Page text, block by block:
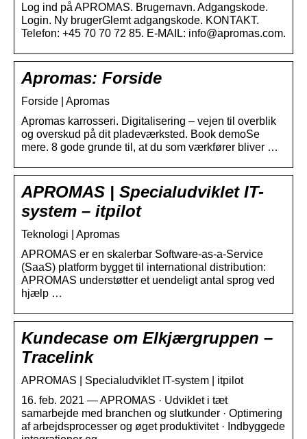
Log ind på APROMAS. Brugernavn. Adgangskode.
Login. Ny brugerGlemt adgangskode. KONTAKT.
Telefon: +45 70 70 72 85. E-MAIL: info@apromas.com.
Apromas: Forside
Forside | Apromas
Apromas karrosseri. Digitalisering – vejen til overblik
og overskud på dit pladeværksted. Book demoSe
mere. 8 gode grunde til, at du som værkfører bliver …
APROMAS | Specialudviklet IT-
system – itpilot
Teknologi | Apromas
APROMAS er en skalerbar Software-as-a-Service
(SaaS) platform bygget til international distribution:
APROMAS understøtter et uendeligt antal sprog ved
hjælp …
Kundecase om Elkjærgruppen –
Tracelink
APROMAS | Specialudviklet IT-system | itpilot
16. feb. 2021 — APROMAS · Udviklet i tæt
samarbejde med branchen og slutkunder · Optimering
af arbejdsprocesser og øget produktivitet · Indbyggede